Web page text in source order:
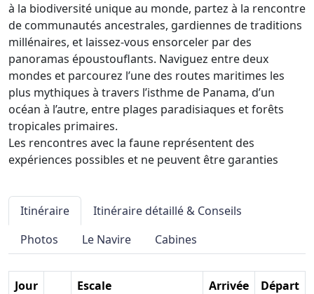
à la biodiversité unique au monde, partez à la rencontre
de communautés ancestrales, gardiennes de traditions
millénaires, et laissez-vous ensorceler par des
panoramas époustouflants. Naviguez entre deux
mondes et parcourez l’une des routes maritimes les
plus mythiques à travers l’isthme de Panama, d’un
océan à l’autre, entre plages paradisiaques et forêts
tropicales primaires.
Les rencontres avec la faune représentent des
expériences possibles et ne peuvent être garanties
Itinéraire
Itinéraire détaillé & Conseils
Photos
Le Navire Cabines
Jour Escale Arrivée
Départ